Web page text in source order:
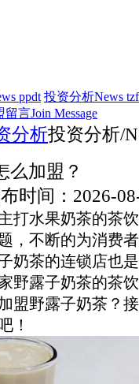
ppdt 投资分析News
留言Join Message
分析投资分析/
么加盟？
时间：2026-
水果奶茶的茶饮
，不断的为消费
奶茶的连锁店也
野露子奶茶的茶
盟野露子奶茶？
！